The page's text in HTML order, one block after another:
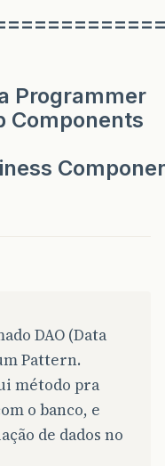
Programmer
Components
DAO (Data
Pattern.
método pra
o banco, e
de dados no